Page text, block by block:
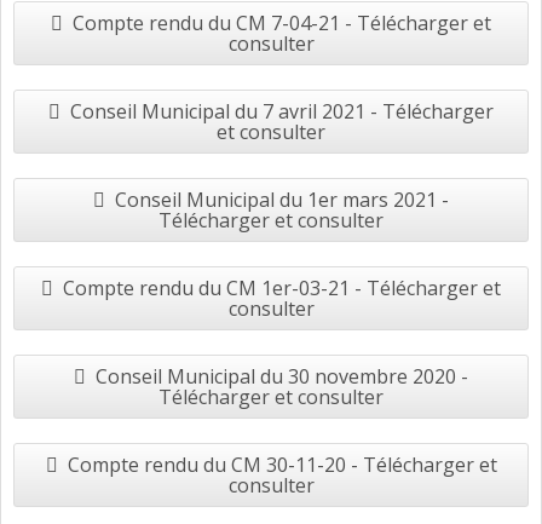
Compte rendu du CM 7-04-21 - Télécharger et
consulter
Conseil Municipal du 7 avril 2021 - Télécharger
et consulter
Conseil Municipal du 1er mars 2021 -
Télécharger et consulter
Compte rendu du CM 1er-03-21 - Télécharger et
consulter
Conseil Municipal du 30 novembre 2020 -
Télécharger et consulter
Compte rendu du CM 30-11-20 - Télécharger et
consulter